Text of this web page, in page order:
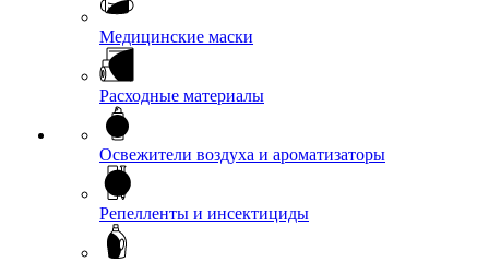
Медицинские маски
Расходные материалы
Освежители воздуха и ароматизаторы
Репелленты и инсектициды